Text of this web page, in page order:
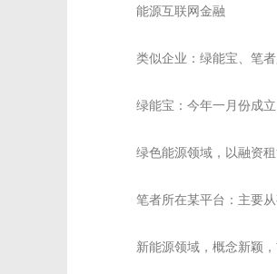
能源互联网金融
类似企业：绿能宝、笔者
绿能宝：今年一月份成立
绿色能源领域，以融资租
笔者所在某平台：主要从
新能源领域，概念新颖，